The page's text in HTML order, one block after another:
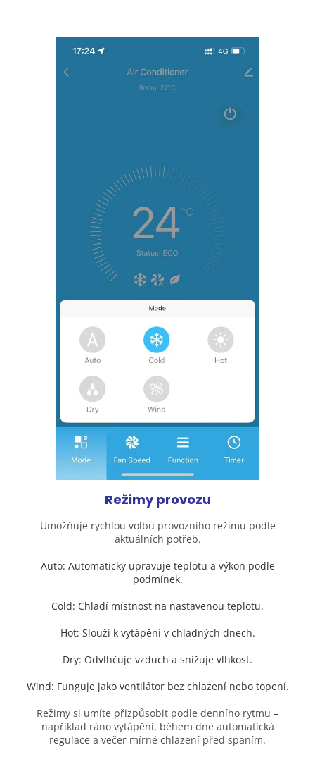
Režimy provozu
Umožňuje rychlou volbu provozního režimu podle
aktuálních potřeb.
Auto: Automaticky upravuje teplotu a výkon podle
podmínek.
Cold: Chladí místnost na nastavenou teplotu.
Hot: Slouží k vytápění v chladných dnech.
Dry: Odvlhčuje vzduch a snižuje vlhkost.
Wind: Funguje jako ventilátor bez chlazení nebo topení.
Režimy si umíte přizpůsobit podle denního rytmu –
například ráno vytápění, během dne automatická
regulace a večer mírné chlazení před spaním.